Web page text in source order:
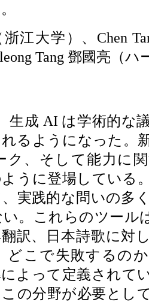
江大学）、Chen
Tang 鄧國亮（ハ
生成 AI は学術的な
るようになった。
ク、そして能力に
うに登場している
実践的な問いの多
。これらのツール
訳、日本詩歌に対
どこで失敗するの
よって定義されて
の分野が必要とし